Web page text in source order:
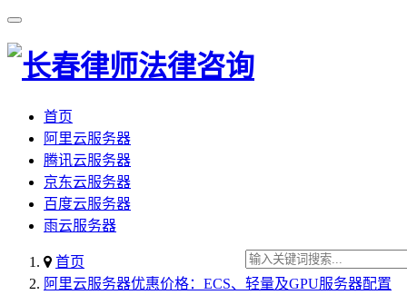
首页
阿里云服务器
腾讯云服务器
京东云服务器
百度云服务器
雨云服务器
首页
阿里云服务器优惠价格：ECS、轻量及GPU服务器配置